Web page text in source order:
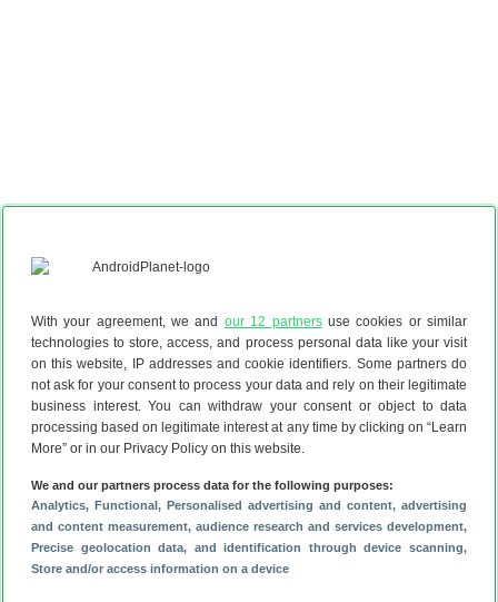
With your agreement, we and our 12 partnersuse cookies or similar
technologies to store, access, and process personal data like your visit
on this website, IP addresses and cookie identifiers. Some partners do
not ask for your consent to process your data and rely on their legitimate
business interest. You can withdraw your consent or object to data
processing based on legitimate interest at any time by clicking on “Learn
More” or in our Privacy Policy on this website.
We and our partners process data for the following purposes:
Analytics, Functional, Personalised advertising and content, advertising
and content measurement, audience research and services development,
Precise geolocation data, and identification through device scanning,
Store and/or access information on a device
Heeft dit artikel je geholpen?